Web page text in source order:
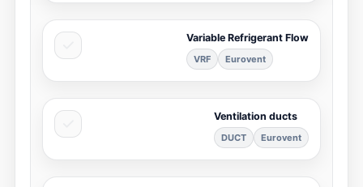
Variable Refrigerant Flow
Eurovent
VRF
Ventilation ducts
Eurovent
DUCT